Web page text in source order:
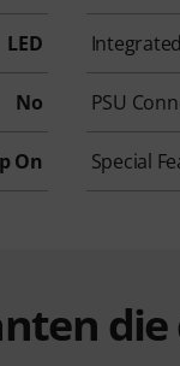
LED
No PSU
On Special